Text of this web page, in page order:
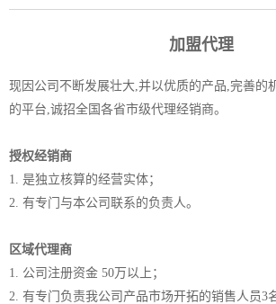
加盟代理
现因公司不断发展壮大,并以优质的产品,完善的
的平台,诚招全国各省市级代理经销商。
授权经销商
1. 是独立核算的经营实体；
2. 有专门与本公司联系的负责人。
区域代理商
1. 公司注册资金 50万以上；
2. 有专门负责我公司产品市场开拓的销售人员3